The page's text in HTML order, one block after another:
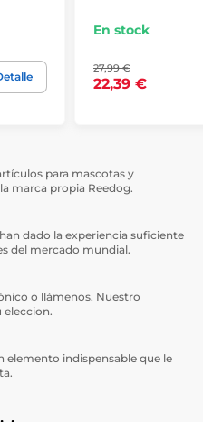
En stock
27,99 €
22,39 €
para mascotas y
marca propia Reedog.
dado la experiencia suficiente
del mercado mundial.
o llámenos. Nuestro
eleccion.
elemento indispensable que le